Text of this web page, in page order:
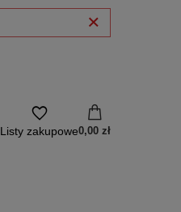
Listy zakupowe0,00 zł